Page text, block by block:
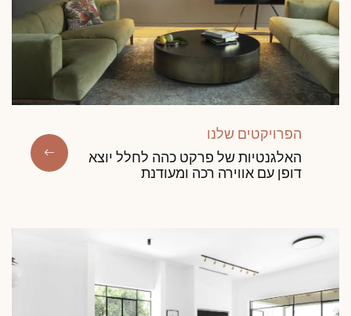
קבעו פגישה מותאמת אישית.
קבלו הצעת מחיר בחינם!הפרויקטים שלנו
האלגנטיות של פרקט כהה לחלל יוצא
דופן עם אווירה רכה ומעודנת